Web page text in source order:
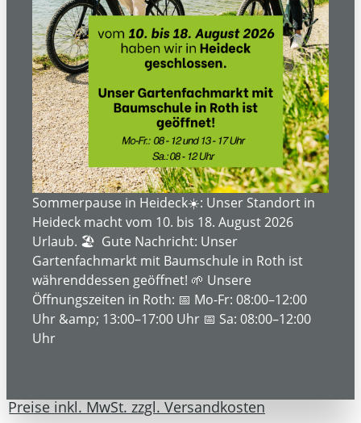
black matt
Bildergalerie überspringen
Preise inkl. MwSt. zzgl. Versandkosten
Sommerpause in Heideck☀️: Unser Standort in
Heideck macht vom 10. bis 18. August 2026
Urlaub. 🏖️ Gute Nachricht: Unser
Gartenfachmarkt mit Baumschule in Roth ist
währenddessen geöffnet! 🌱 Unsere
Öffnungszeiten in Roth: 📅 Mo-Fr: 08:00–12:00
Uhr &amp; 13:00–17:00 Uhr 📅 Sa: 08:00–12:00
Uhr